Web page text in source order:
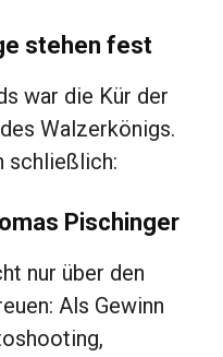
stehen fest
war die Kür der
Walzerkönigs.
schließlich:
Pischinger
nur über den
Als Gewinn